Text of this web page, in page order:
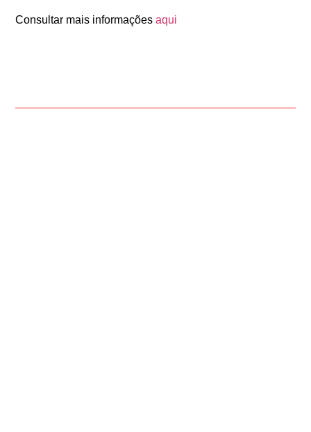
Consultar mais informaçõesaqui